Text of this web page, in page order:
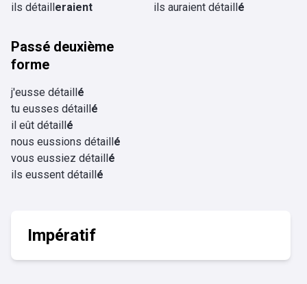
ils détailleraient ils auraient détaillé
Passé deuxième
forme
j'eusse détaillé
tu eusses détaillé
il eût détaillé
nous eussions détaillé
vous eussiez détaillé
ils eussent détaillé
Impératif